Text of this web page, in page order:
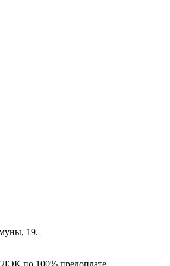
19.
по 100% предоплате.